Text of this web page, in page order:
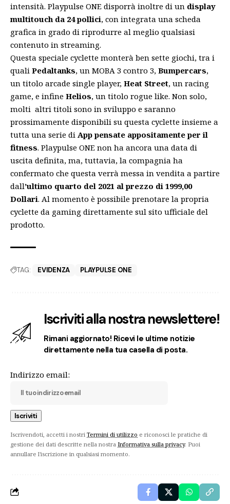
intensità. Playpulse ONE disporrà inoltre di un display
multitouch da 24 pollici, con integrata una scheda
grafica in grado di riprodurre al meglio qualsiasi
contenuto in streaming.
Questa speciale cyclette monterà ben sette giochi, tra i
quali Pedaltanks, un MOBA 3 contro 3, Bumpercars,
un titolo arcade single player, Heat Street, un racing
game, e infine Helios, un titolo rogue like. Non solo,
molti altri titoli sono in sviluppo e saranno
prossimamente disponibili su questa cyclette insieme a
tutta una serie di App pensate appositamente per il
fitness. Playpulse ONE non ha ancora una data di
uscita definita, ma, tuttavia, la compagnia ha
confermato che questa verrà messa in vendita a partire
dall’ultimo quarto del 2021 al prezzo di 1999,00
Dollari. Al momento è possibile prenotare la propria
cyclette da gaming direttamente sul sito ufficiale del
prodotto.
TAG: EVIDENZA PLAYPULSE ONE
Iscriviti alla nostra newslettere!
Rimani aggiornato! Ricevi le ultime notizie
direttamente nella tua casella di posta.
Indirizzo email:
Iscrivendoti, accetti i nostri Termini di utilizzo e riconosci le pratiche di
gestione dei dati descritte nella nostra Informativa sulla privacy. Puoi
annullare l'iscrizione in qualsiasi momento.